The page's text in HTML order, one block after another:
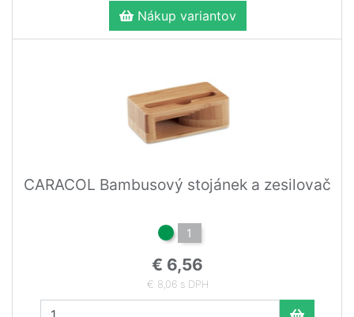
Nákup variantov
CARACOL Bambusový stojánek a zesilovač
1
€ 6,56
€ 8,06 s DPH